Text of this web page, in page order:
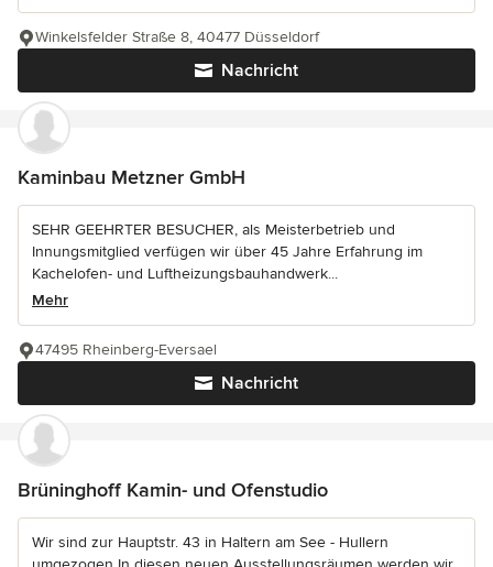
Nachricht
Winkelsfelder Straße 8, 40477 Düsseldorf
Kaminbau Metzner GmbH
SEHR GEEHRTER BESUCHER, als Meisterbetrieb und
Innungsmitglied verfügen wir über 45 Jahre Erfahrung im
Kachelofen- und Luftheizungsbauhandwerk...
Mehr
Nachricht
47495 Rheinberg-Eversael
Brüninghoff Kamin- und Ofenstudio
Wir sind zur Hauptstr. 43 in Haltern am See - Hullern